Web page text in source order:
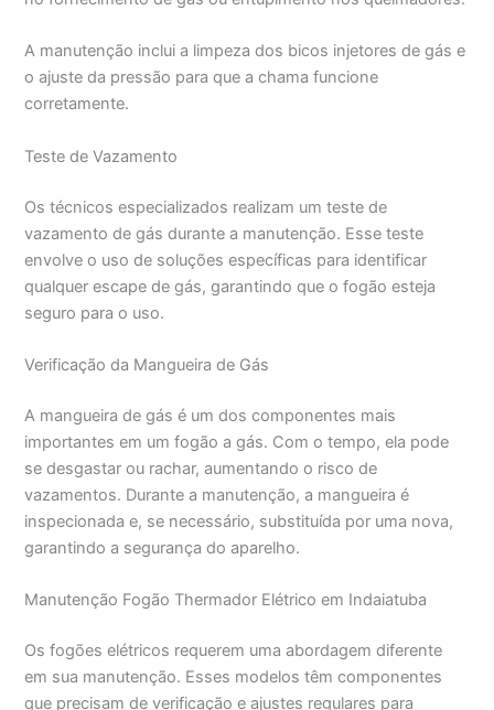
A manutenção inclui a limpeza dos bicos injetores de gás e
o ajuste da pressão para que a chama funcione
corretamente.
Teste de Vazamento
Os técnicos especializados realizam um teste de
vazamento de gás durante a manutenção. Esse teste
envolve o uso de soluções específicas para identificar
qualquer escape de gás, garantindo que o fogão esteja
seguro para o uso.
Verificação da Mangueira de Gás
A mangueira de gás é um dos componentes mais
importantes em um fogão a gás. Com o tempo, ela pode
se desgastar ou rachar, aumentando o risco de
vazamentos. Durante a manutenção, a mangueira é
inspecionada e, se necessário, substituída por uma nova,
garantindo a segurança do aparelho.
Manutenção Fogão Thermador Elétrico em Indaiatuba
Os fogões elétricos requerem uma abordagem diferente
em sua manutenção. Esses modelos têm componentes
que precisam de verificação e ajustes regulares para